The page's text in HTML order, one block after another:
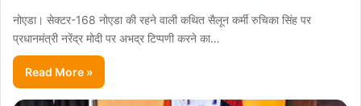
नोएडा। सेक्टर-168 नोएडा की रहने वाली कथित सैलून कर्मी रुचिका सिंह पर
प्रधानमंत्री नरेंद्र मोदी पर अभद्र टिप्पणी करने का…
Read More »